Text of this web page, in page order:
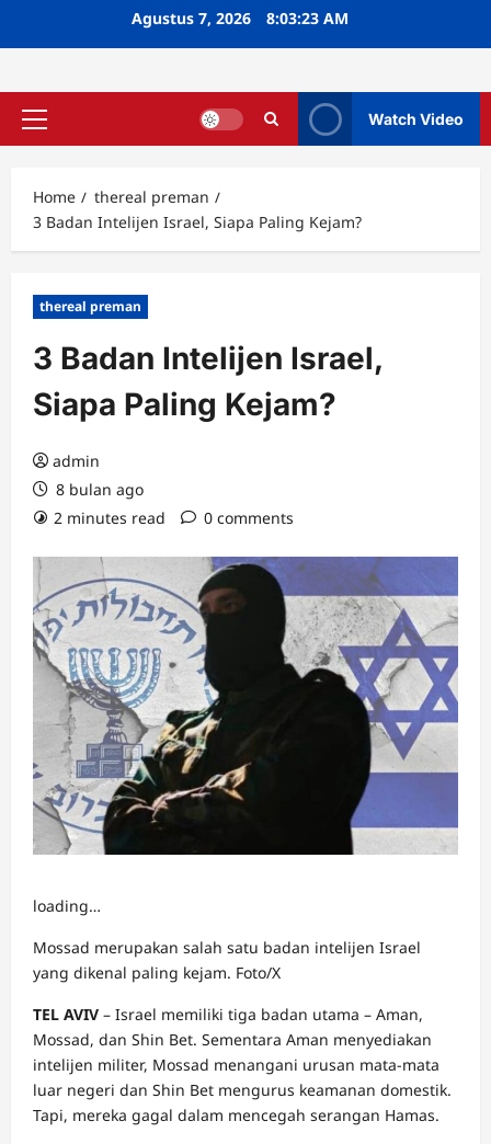
Agustus 7, 2026 8:03:24 AM
Primary
Watch Video
Home
thereal preman
3 Badan Intelijen Israel, Siapa Paling Kejam?
thereal preman
3 Badan Intelijen Israel,
Siapa Paling Kejam?
admin
8 bulan ago
2 minutes read
0 comments
loading…
Mossad merupakan salah satu badan intelijen Israel
yang dikenal paling kejam. Foto/X
TEL AVIV – Israel memiliki tiga badan utama – Aman,
Mossad, dan Shin Bet. Sementara Aman menyediakan
intelijen militer, Mossad menangani urusan mata-mata
luar negeri dan Shin Bet mengurus keamanan domestik.
Tapi, mereka gagal dalam mencegah serangan Hamas.